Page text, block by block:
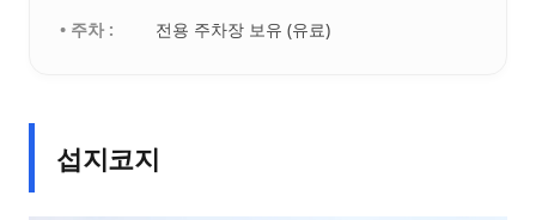
• 주차 :
전용 주차장 보유 (유료)
섭지코지